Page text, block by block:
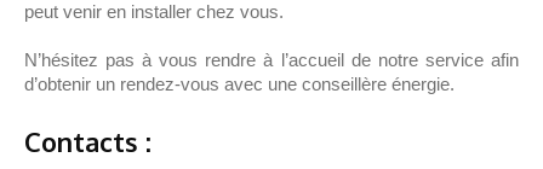
peut venir en installer chez vous.
N’hésitez pas à vous rendre à l’accueil de notre service afin
d’obtenir un rendez-vous avec une conseillère énergie.
Contacts :